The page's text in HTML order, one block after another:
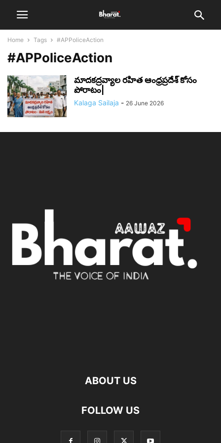
Home Tags #APPoliceAction
#APPoliceAction
మాదకద్రవ్యాల రహిత ఆంధ్రప్రదేశ్ కోసం
పోరాటం|
Kalaga Sailaja - 26 June 2026
ABOUT US
FOLLOW US